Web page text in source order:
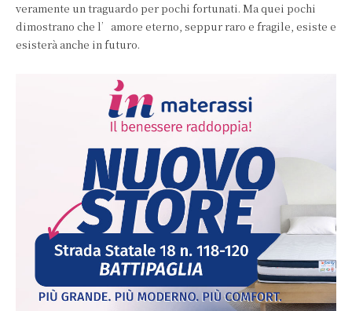
veramente un traguardo per pochi fortunati. Ma quei pochi
dimostrano che l’amore eterno, seppur raro e fragile, esiste e
esisterà anche in futuro.